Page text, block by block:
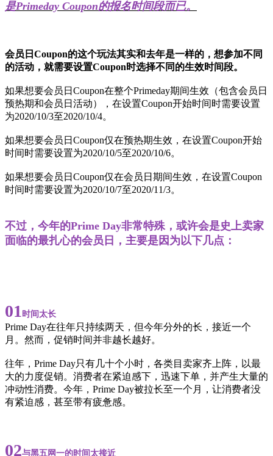
是Primeday Coupon的报名时间段而已。
会员日Coupon的这个玩法其实和去年是一样的，想参加不同
的活动，就需要设置Coupon时选择不同的生效时间段。
如果想要会员日Coupon在整个Primeday期间生效（包含会员日
预热期和会员日活动），在设置Coupon开始时间时需要设置
为2020/10/3至2020/10/4。
如果想要会员日Coupon仅在预热期生效，在设置Coupon开始
时间时需要设置为2020/10/5至2020/10/6。
如果想要会员日Coupon仅在会员日期间生效，在设置Coupon
时间时需要设置为2020/10/7至2020/11/3。
不过，今年的Prime Day非常特殊，或许会是史上卖家
面临的最扎心的会员日，主要是因为以下几点：
01 时间太长
Prime Day在往年只持续两天，但今年分外的长，接近一个
月。然而，促销时间并非越长越好。
往年，Prime Day只有几十个小时，各类目卖家齐上阵，以最
大的力度促销。消费者在紧迫感下，迅速下单，并产生大量的
冲动性消费。今年，Prime Day被拉长至一个月，让消费者没
有紧迫感，甚至带有疲惫感。
02与黑五网一的时间太接近